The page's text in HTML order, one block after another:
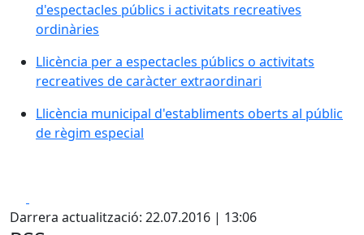
d'espectacles públics i activitats recreatives
ordinàries
Llicència per a espectacles públics o activitats
recreatives de caràcter extraordinari
Llicència municipal d'establiments oberts al públic
de règim especial
Darrera actualització: 22.07.2016 | 13:06